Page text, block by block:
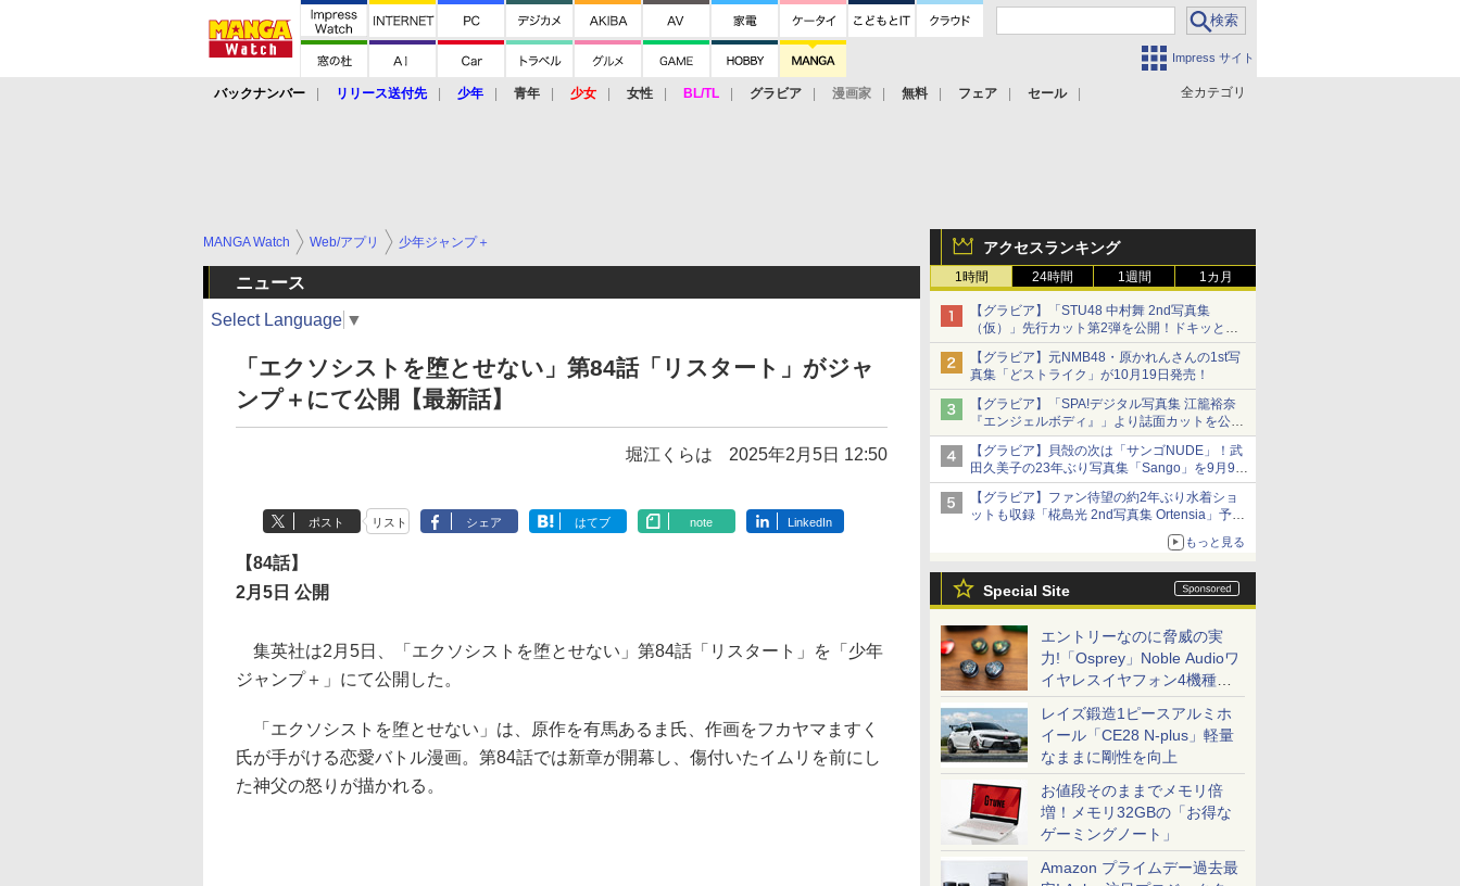
Impress サイト
全カテゴリ
バックナンバー リリース送付先 少年 青年 少女 女性 BL/TL グラビア 漫画家 無料 フェア セール
アクセスランキング
1時間 24時間 1週間 1カ月
【グラビア】「STU48 中村舞 2nd写真集
（仮）」先行カット第2弾を公開！ドキッとす
るランジェリーカットなど新たな挑戦
【グラビア】元NMB48・原かれんさんの1st写
真集「どストライク」が10月19日発売！
【グラビア】「SPA!デジタル写真集 江籠裕奈
『エンジェルボディ』」より誌面カットを公
開！
【グラビア】貝殻の次は「サンゴNUDE」！武
田久美子の23年ぶり写真集「Sango」を9月9日
に発売
【グラビア】ファン待望の約2年ぶり水着ショ
ットも収録「椛島光 2nd写真集 Ortensia」予約
もっと見る
Special Site
エントリーなのに脅威の実
力!「Osprey」Noble Audioワ
イヤレスイヤフォン4機種を
一気に聴く
レイズ鍛造1ピースアルミホ
イール「CE28 N-plus」軽量
なままに剛性を向上
お値段そのままでメモリ倍
増！メモリ32GBの「お得な
ゲーミングノート」
Amazon プライムデー過去最
MANGA Watch Web/アプリ 少年ジャンプ＋
ニュース
Select Language ▼
「エクソシストを堕とせない」第84話「リスタート」がジャ
ンプ＋にて公開【最新話】
堀江くらは 2025年2月5日 12:50
ポスト リスト シェア はてブ note LinkedIn
【84話】
2月5日 公開
集英社は2月5日、「エクソシストを堕とせない」第84話「リスタート」を「少年
ジャンプ＋」にて公開した。
「エクソシストを堕とせない」は、原作を有馬あるま氏、作画をフカヤマますく
氏が手がける恋愛バトル漫画。第84話では新章が開幕し、傷付いたイムリを前にし
た神父の怒りが描かれる。